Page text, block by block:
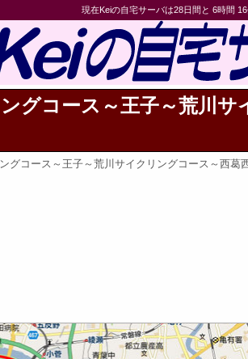
現在Keiの自宅サーバは28日間と 6時間
グコース～王子～荒川サ
グコース～王子～荒川サイクリングコース～西葛